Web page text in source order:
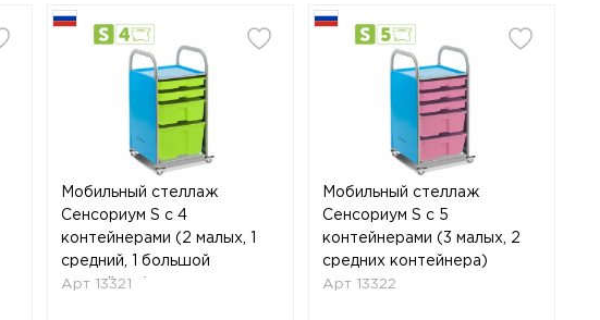
Мобильный стеллаж
Сенсориум S с 4
контейнерами (2 малых, 1
средний, 1 большой
контейнер)
Арт 13321
Мобильный стеллаж
Сенсориум S с 5
контейнерами (3 малых, 2
средних контейнера)
Арт 13322